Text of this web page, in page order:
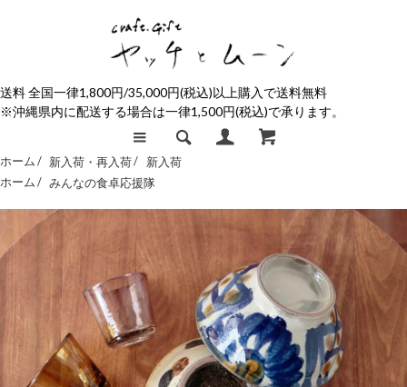
送料 全国一律1,800円/35,000円(税込)以上購入で送料無料
※沖縄県内に配送する場合は一律1,500円(税込)で承ります。
ホーム / 新入荷・再入荷/
新入荷
ホーム / みんなの食卓応援隊